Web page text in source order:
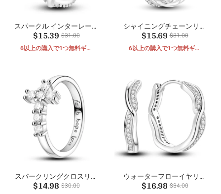
スパークル インターレース
リング
$15.39 $31.00
6以上の購入で1つ無料ギフ
シャイニングチェーンリン
グ
$15.69 $31.00
6以上の購入で1つ無料ギフ
スパークリングクロスリン
グ
$14.98 $30.00
ウォーターフローイヤリン
グ
$16.98 $34.00